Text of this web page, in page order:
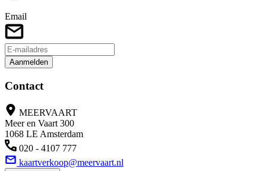
Email
Aanmelden
Contact
MEERVAART
Meer en Vaart 300
1068 LE Amsterdam
020 - 4107 777
kaartverkoop@meervaart.nl